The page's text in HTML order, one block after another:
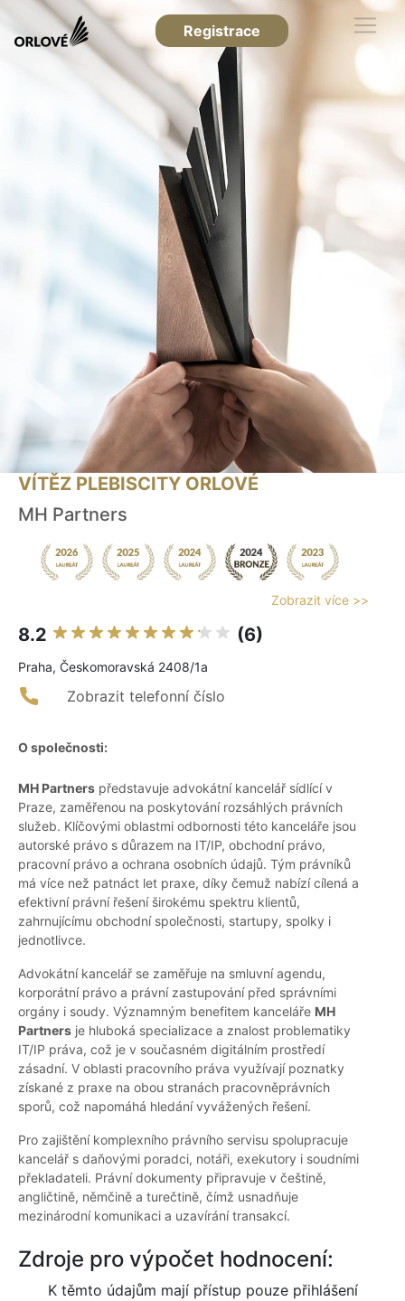
Registrace
VÍTĚZ PLEBISCITY ORLOVÉ
MH Partners
Zobrazit více >>
8.2 (6)
Praha, Českomoravská 2408/1a
Zobrazit telefonní číslo
O společnosti:
MH Partners představuje advokátní kancelář sídlící v
Praze, zaměřenou na poskytování rozsáhlých právních
služeb. Klíčovými oblastmi odbornosti této kanceláře jsou
autorské právo s důrazem na IT/IP, obchodní právo,
pracovní právo a ochrana osobních údajů. Tým právníků
má více než patnáct let praxe, díky čemuž nabízí cílená a
efektivní právní řešení širokému spektru klientů,
zahrnujícímu obchodní společnosti, startupy, spolky i
jednotlivce.
Advokátní kancelář se zaměřuje na smluvní agendu,
korporátní právo a právní zastupování před správními
orgány i soudy. Významným benefitem kanceláře MH
Partners je hluboká specializace a znalost problematiky
IT/IP práva, což je v současném digitálním prostředí
zásadní. V oblasti pracovního práva využívají poznatky
získané z praxe na obou stranách pracovněprávních
sporů, což napomáhá hledání vyvážených řešení.
Pro zajištění komplexního právního servisu spolupracuje
kancelář s daňovými poradci, notáři, exekutory i soudními
překladateli. Právní dokumenty připravuje v češtině,
angličtině, němčině a turečtině, čímž usnadňuje
mezinárodní komunikaci a uzavírání transakcí.
Zdroje pro výpočet hodnocení:
K těmto údajům mají přístup pouze přihlášení